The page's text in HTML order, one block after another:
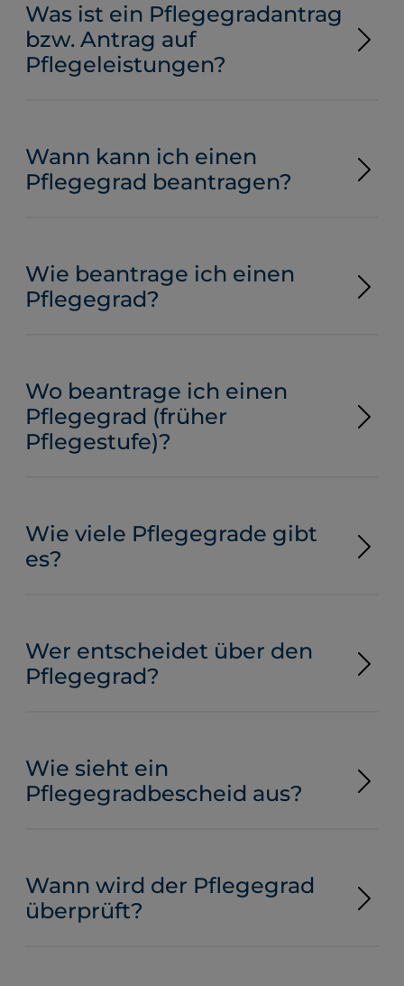
Was ist ein Pflegegradantrag
bzw. Antrag auf
Pflegeleistungen?
Wann kann ich einen
Pflegegrad beantragen?
Wie beantrage ich einen
Pflegegrad?
Wo beantrage ich einen
Pflegegrad (früher
Pflegestufe)?
Wie viele Pflegegrade gibt
es?
Wer entscheidet über den
Pflegegrad?
Wie sieht ein
Pflegegradbescheid aus?
Wann wird der Pflegegrad
überprüft?